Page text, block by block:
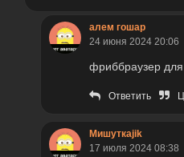
алем гошар
24 июня 2024 20:06
фриббраузер для
Ответить
Мишуткаjik
17 июля 2024 08:38